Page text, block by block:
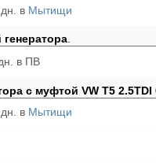
в Мытищи
в ПВ
с муфтой VW T5 2.5TDI
в Мытищи